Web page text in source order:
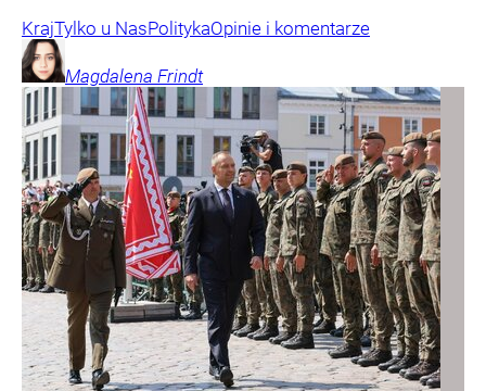
KrajTylko u NasPolitykaOpinie i komentarze
Magdalena Frindt